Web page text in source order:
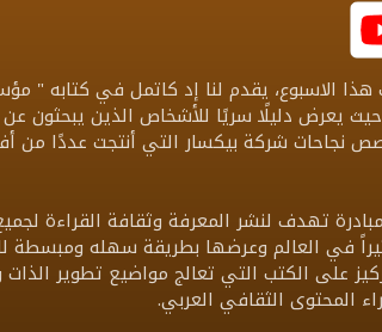
الاسبوع، يقدم لنا إد كاتمل في كتابه "
يعرض دليلًا سريًا للأشخاص الذين يبحثون عن
شركة بيكسار التي أنتجت عددًا من
تهدف لنشر المعرفة وثقافة القراءة
في العالم وعرضها بطريقة سهله
على الكتب التي تعالج مواضيع تطوير الذات
المحتوى الثقافي العربي.